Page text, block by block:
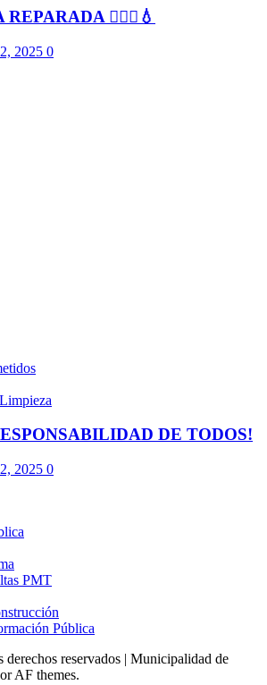
👷🏻‍♂️💧
2025 0
DE TODOS!
2025 0
PMT
Pública
reservados | Municipalidad de
AF themes.